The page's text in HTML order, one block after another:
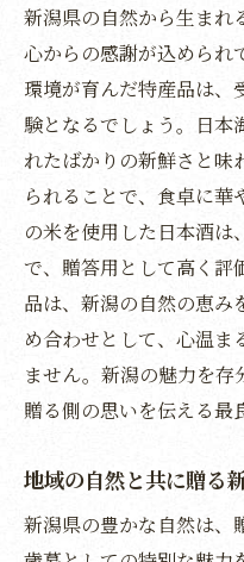
新潟の土地の
忘れられない新潟
側をつなぐ
贈る側の想い
新潟のお歳暮で
忘れられない
新潟のお歳暮
心に残る新潟
新潟の贈り物
新潟県の自然から生まれ
心からの感謝が込められ
環境が育んだ特産品は、
験となるでしょう。日本
れたばかりの新鮮さと味
られることで、食卓に華
の米を使用した日本酒は
で、贈答用として高く評
品は、新潟の自然の恵み
め合わせとして、心温ま
ません。新潟の魅力を存
贈る側の思いを伝える最
地域の自然と共に贈る
新潟県の豊かな自然は、